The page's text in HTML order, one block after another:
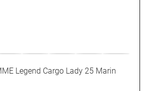
Legend Cargo Lady 25 Marin